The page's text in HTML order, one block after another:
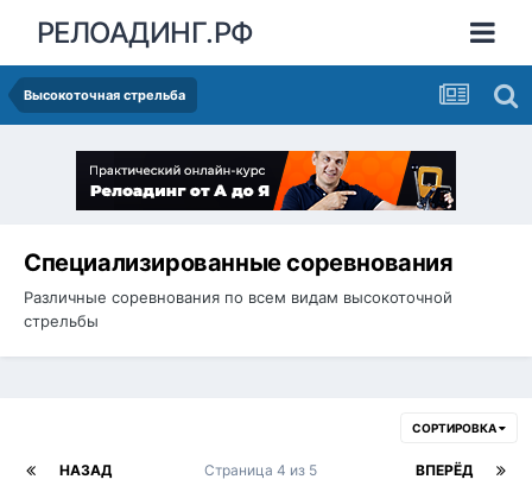
РЕЛОАДИНГ.РФ
Высокоточная стрельба
Специализированные соревнования
Различные соревнования по всем видам высокоточной
стрельбы
СОРТИРОВКА
НАЗАД ВПЕРЁД
Страница 4 из 5